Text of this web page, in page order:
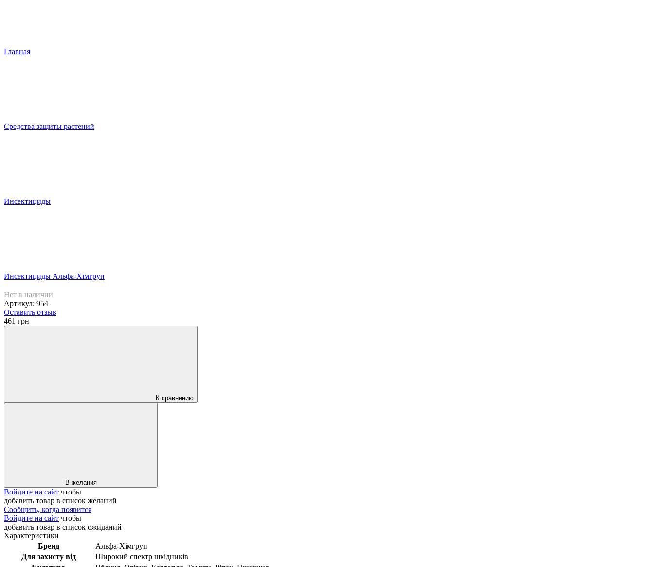
Главная
Средства защиты растений
Инсектициды
Инсектициды Альфа-Хімгруп
Нет в наличии
Артикул: 954
Оставить отзыв
461 грн
К сравнению
В желания
Войдите на сайт чтобы
добавить товар в список желаний
Сообщить, когда появится
Войдите на сайт чтобы
добавить товар в список ожиданий
Характеристики
Бренд
Альфа-Хімгруп
Для захисту від
Широкий спектр шкідників